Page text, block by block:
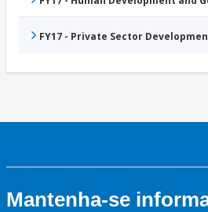
FY17 - Private Sector
Mantenha-se